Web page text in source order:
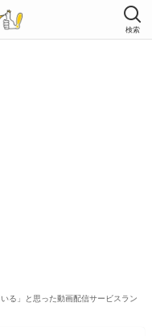
検索
る」と思った動画配信サービスラン